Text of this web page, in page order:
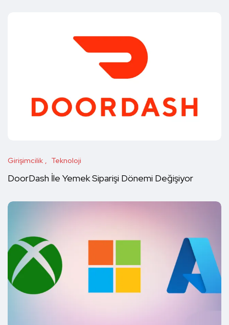
Girişimcilik Teknoloji
DoorDash İle Yemek Siparişi Dönemi Değişiyor